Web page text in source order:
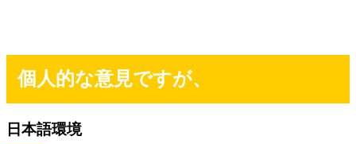
個人的な意見ですが、
日本語環境